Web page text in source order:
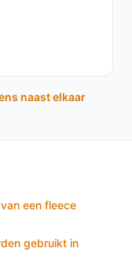
extra warmte en
is deze deken
wat perfect
naast elkaar
een fleece
gebruikt in